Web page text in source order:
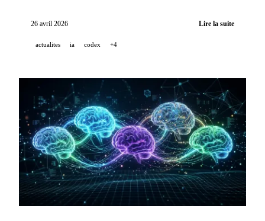
for Jira avec 4 capacités enterprise, et DeepSeek baisse
26 avril 2026 Lire la suite
actualites ia codex +4